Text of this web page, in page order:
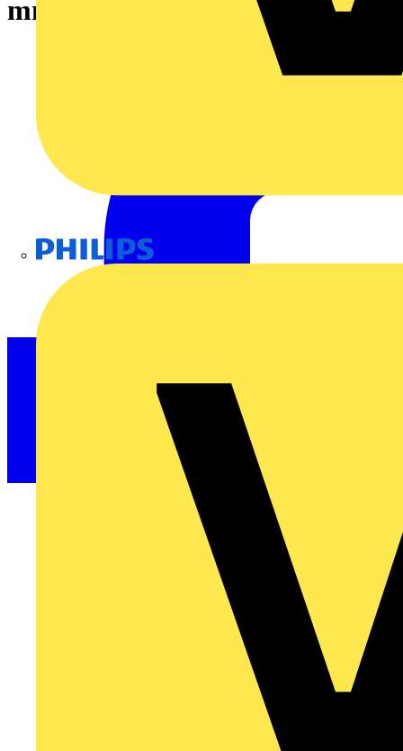
mm,1,5 mm dick,silberfarben